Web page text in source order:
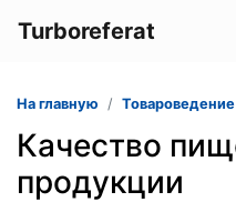
Turboreferat
На главную Товароведение
Качество
продукции